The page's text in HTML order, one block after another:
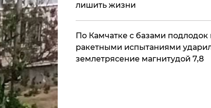
лишить жизни
По Камчатке с базами подлодок
ракетными испытаниями
землетрясение магнитудой 7,8